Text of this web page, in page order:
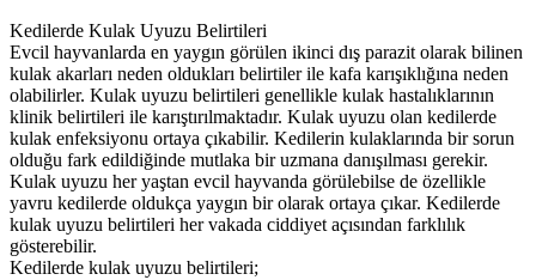
Kedilerde Kulak Uyuzu Belirtileri
Evcil hayvanlarda en yaygın görülen ikinci dış parazit olarak bilinen
kulak akarları neden oldukları belirtiler ile kafa karışıklığına neden
olabilirler. Kulak uyuzu belirtileri genellikle kulak hastalıklarının
klinik belirtileri ile karıştırılmaktadır. Kulak uyuzu olan kedilerde
kulak enfeksiyonu ortaya çıkabilir. Kedilerin kulaklarında bir sorun
olduğu fark edildiğinde mutlaka bir uzmana danışılması gerekir.
Kulak uyuzu her yaştan evcil hayvanda görülebilse de özellikle
yavru kedilerde oldukça yaygın bir olarak ortaya çıkar. Kedilerde
kulak uyuzu belirtileri her vakada ciddiyet açısından farklılık
gösterebilir.
Kedilerde kulak uyuzu belirtileri;